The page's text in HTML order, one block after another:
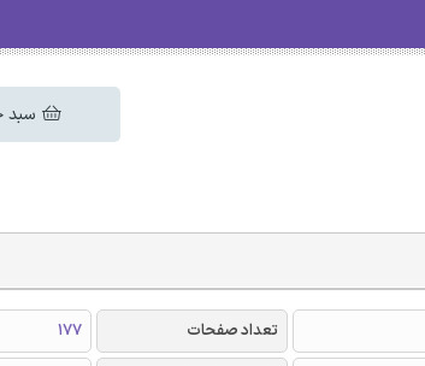
سبد
تعداد صفحات
177